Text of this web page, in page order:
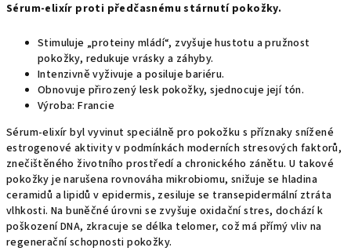
Sérum-elixír proti předčasnému stárnutí pokožky.
Stimuluje „proteiny mládí“, zvyšuje hustotu a pružnost
pokožky, redukuje vrásky a záhyby.
Intenzivně vyživuje a posiluje bariéru.
Obnovuje přirozený lesk pokožky, sjednocuje její tón.
Výroba: Francie
Sérum-elixír byl vyvinut speciálně pro pokožku s příznaky snížené
estrogenové aktivity v podmínkách moderních stresových faktorů,
znečištěného životního prostředí a chronického zánětu. U takové
pokožky je narušena rovnováha mikrobiomu, snižuje se hladina
ceramidů a lipidů v epidermis, zesiluje se transepidermální ztráta
vlhkosti. Na buněčné úrovni se zvyšuje oxidační stres, dochází k
poškození DNA, zkracuje se délka telomer, což má přímý vliv na
regenerační schopnosti pokožky.